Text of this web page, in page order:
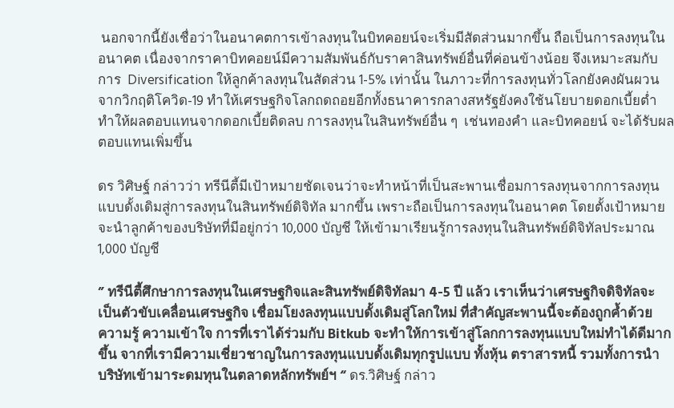
นอกจากนี้ยังเชื่อว่าในอนาคตการเข้าลงทุนในบิทคอยน์จะเริ่มมีสัดส่วนมากขึ้น ถือเป็นการลงทุนใน
อนาคต เนื่องจากราคาบิทคอยน์มีความสัมพันธ์กับราคาสินทรัพย์อื่นที่ค่อนข้างน้อย จึงเหมาะสมกับ
การ Diversification ให้ลูกค้าลงทุนในสัดส่วน 1-5% เท่านั้น ในภาวะที่การลงทุนทั่วโลกยังคงผันผวน
จากวิกฤติโควิด-19 ทำให้เศรษฐกิจโลกถดถอยอีกทั้งธนาคารกลางสหรัฐยังคงใช้นโยบายดอกเบี้ยต่ำ
ทำให้ผลตอบแทนจากดอกเบี้ยติดลบ การลงทุนในสินทรัพย์อื่น ๆ เช่นทองคำ และบิทคอยน์ จะได้รับผล
ตอบแทนเพิ่มขึ้น
ดร วิศิษฐ์ กล่าวว่า ทรีนีตี้มีเป้าหมายชัดเจนว่าจะทำหน้าที่เป็นสะพานเชื่อมการลงทุนจากการลงทุน
แบบดั้งเดิมสู่การลงทุนในสินทรัพย์ดิจิทัล มากขึ้น เพราะถือเป็นการลงทุนในอนาคต โดยตั้งเป้าหมาย
จะนำลูกค้าของบริษัทที่มีอยู่กว่า 10,000 บัญชี ให้เข้ามาเรียนรู้การลงทุนในสินทรัพย์ดิจิทัลประมาณ
1,000 บัญชี
” ทรีนีตี้ศึกษาการลงทุนในเศรษฐกิจและสินทรัพย์ดิจิทัลมา 4-5 ปี แล้ว เราเห็นว่าเศรษฐกิจดิจิทัลจะ
เป็นตัวขับเคลื่อนเศรษฐกิจ เชื่อมโยงลงทุนแบบดั้งเดิมสู่โลกใหม่ ที่สำคัญสะพานนี้จะต้องถูกค้ำด้วย
ความรู้ ความเข้าใจ การที่เราได้ร่วมกับ Bitkub จะทำให้การเข้าสู่โลกการลงทุนแบบใหม่ทำได้ดีมาก
ขึ้น จากที่เรามีความเชี่ยวชาญในการลงทุนแบบดั้งเดิมทุกรูปแบบ ทั้งหุ้น ตราสารหนี้ รวมทั้งการนำ
บริษัทเข้ามาระดมทุนในตลาดหลักทรัพย์ฯ “ดร.วิศิษฐ์ กล่าว